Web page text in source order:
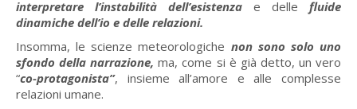
interpretare l’instabilità dell’esistenza e delle fluide
dinamiche dell’io e delle relazioni.
Insomma, le scienze meteorologiche non sono solo uno
sfondo della narrazione, ma, come si è già detto, un vero
“co-protagonista”, insieme all’amore e alle complesse
relazioni umane.